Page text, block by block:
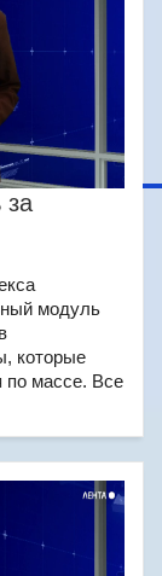
за
модуль
которые
по массе. Все